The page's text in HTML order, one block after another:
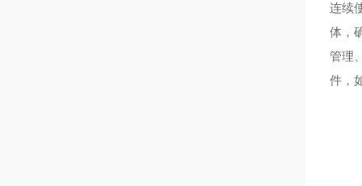
连续
体，
管理
件，